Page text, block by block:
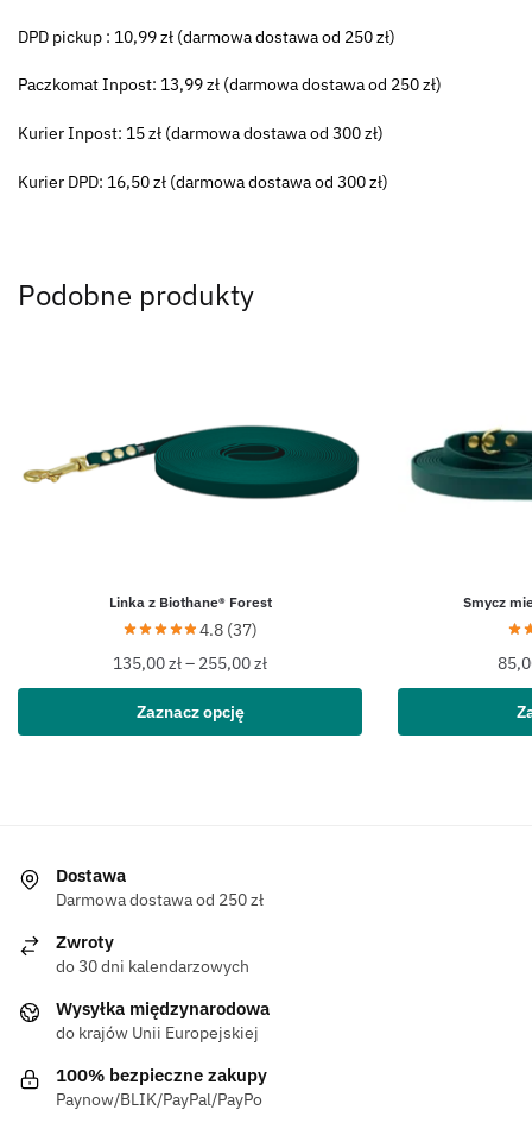
DPD pickup : 10,99 zł (darmowa dostawa od 250 zł)
Paczkomat Inpost: 13,99 zł (darmowa dostawa od 250 zł)
Kurier Inpost: 15 zł (darmowa dostawa od 300 zł)
Kurier DPD: 16,50 zł (darmowa dostawa od 300 zł)
Podobne produkty
Linka z Biothane® Forest
4.8 (37)
135,00zł– 255,00zł
Zaznacz opcję
Smycz
Dostawa
Darmowa dostawa od 250 zł
Zwroty
do 30 dni kalendarzowych
Wysyłka międzynarodowa
do krajów Unii Europejskiej
100% bezpieczne zakupy
Paynow/BLIK/PayPal/PayPo